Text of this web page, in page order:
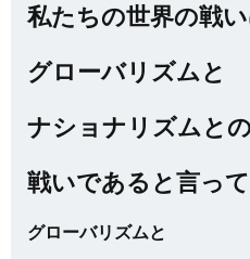
私たちの世界の戦い
グローバリズムと
ナショナリズムとの
戦いであると言って
グローバリズムと